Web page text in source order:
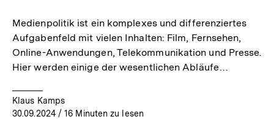
Medienpolitik ist ein komplexes und differenziertes
Aufgabenfeld mit vielen Inhalten: Film, Fernsehen,
Online-Anwendungen, Telekommunikation und Presse.
Hier werden einige der wesentlichen Abläufe…
Klaus Kamps
30.09.2024/ 16 Minuten zu lesen